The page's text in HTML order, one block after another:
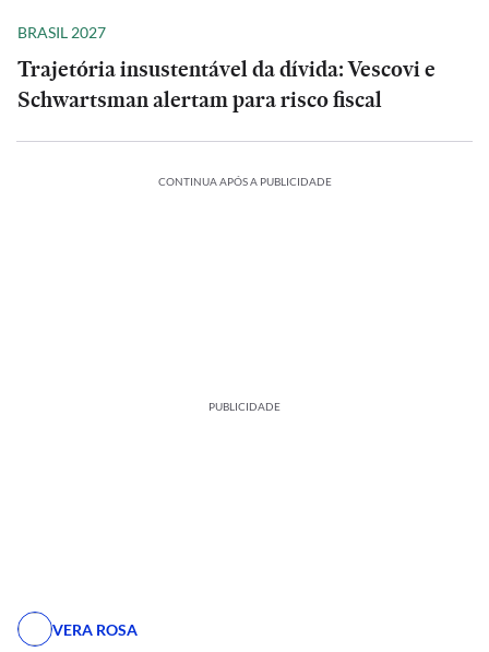
BRASIL 2027
Trajetória insustentável da dívida: Vescovi e
Schwartsman alertam para risco fiscal
CONTINUA APÓS A PUBLICIDADE
PUBLICIDADE
VERA ROSA